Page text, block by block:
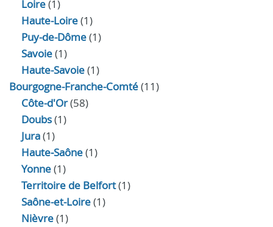
Loire(1)
Haute-Loire(1)
Puy-de-Dôme(1)
Savoie(1)
Haute-Savoie(1)
Bourgogne-Franche-Comté(11)
Côte-d'Or(58)
Doubs(1)
Jura(1)
Haute‑Saône(1)
Yonne(1)
Territoire de Belfort(1)
Saône-et-Loire(1)
Nièvre(1)